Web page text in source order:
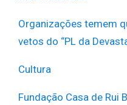
Organizações temem
vetos do “PL da
Cultura
Fundação Casa de Rui